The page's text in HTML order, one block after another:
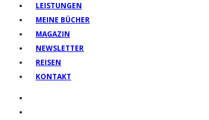
LEISTUNGEN
MEINE BÜCHER
MAGAZIN
NEWSLETTER
REISEN
KONTAKT